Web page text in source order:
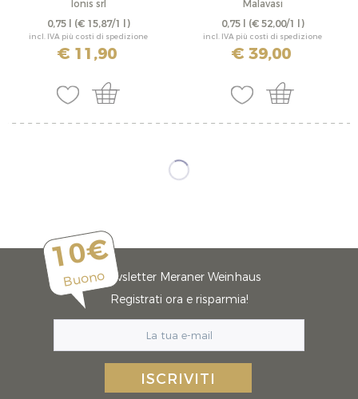
Ionis srl
0,75 l (€ 15,87/1 l)
incl. IVA più costi di spedizione
€ 11,90
Malavasi
0,75 l (€ 52,00/1 l)
incl. IVA più costi di spedizione
€ 39,00
10€
BuonoNewsletter Meraner Weinhaus
Registrati ora e risparmia!
ISCRIVITI